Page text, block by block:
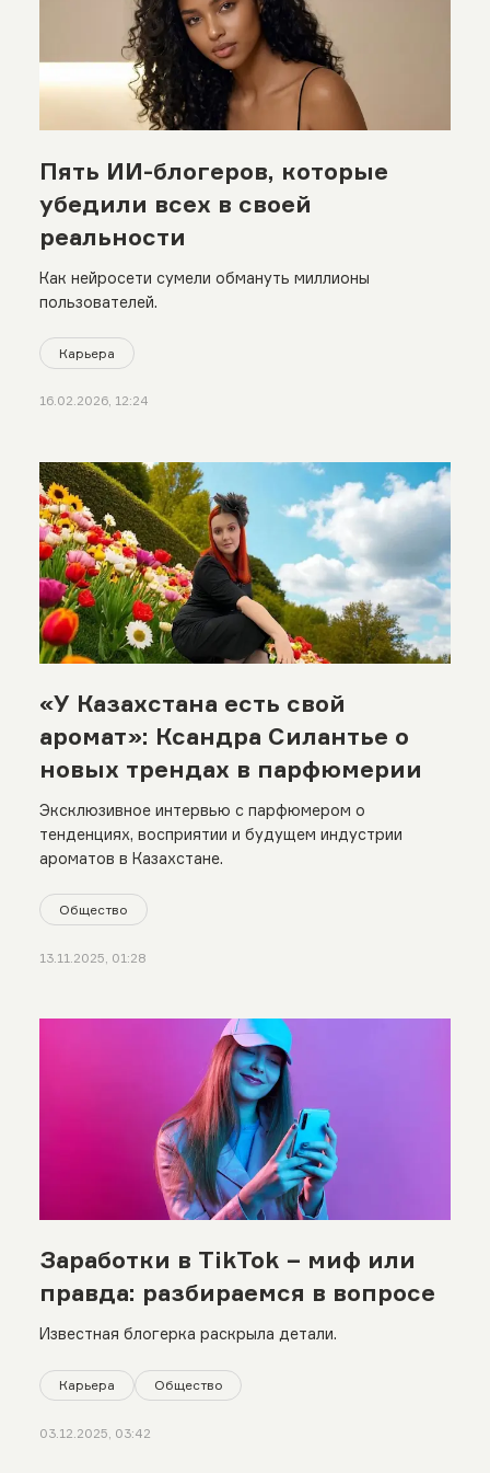
Пять ИИ-блогеров, которые
убедили всех в своей
реальности
Как нейросети сумели обмануть миллионы
пользователей.
Карьера
16.02.2026, 12:24
«У Казахстана есть свой
аромат»: Ксандра Силантье о
новых трендах в парфюмерии
Эксклюзивное интервью с парфюмером о
тенденциях, восприятии и будущем индустрии
ароматов в Казахстане.
Общество
13.11.2025, 01:28
Заработки в TikTok − миф или
правда: разбираемся в вопросе
Известная блогерка раскрыла детали.
Карьера Общество
03.12.2025, 03:42